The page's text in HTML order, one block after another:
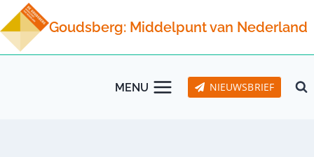
Doorgaan
naar
inhoud
Goudsberg: Middelpunt van Nederland
MENU NIEUWSBRIEF